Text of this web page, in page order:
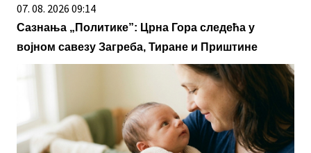
07. 08. 2026 09:14
Сазнања „Политике”: Црна Гора следећа у
војном савезу Загреба, Тиране и Приштине